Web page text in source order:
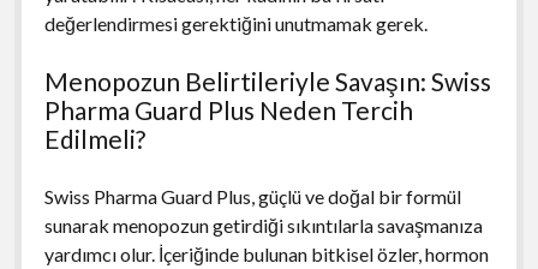
değerlendirmesi gerektiğini unutmamak gerek.
Menopozun Belirtileriyle Savaşın: Swiss
Pharma Guard Plus Neden Tercih
Edilmeli?
Swiss Pharma Guard Plus, güçlü ve doğal bir formül
sunarak menopozun getirdiği sıkıntılarla savaşmanıza
yardımcı olur. İçeriğinde bulunan bitkisel özler, hormon